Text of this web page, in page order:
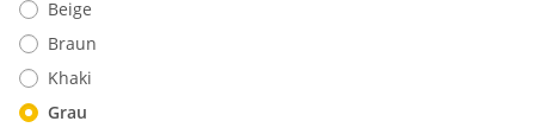
Beige
Braun
Khaki
Grau